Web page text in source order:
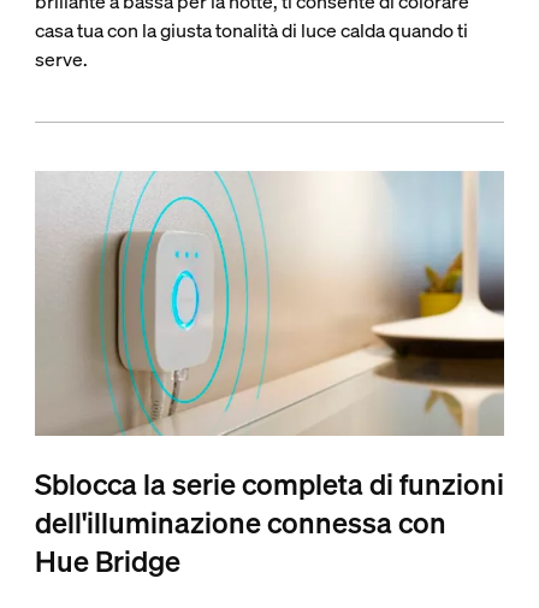
casa tua con la giusta tonalità di luce calda quando ti
serve.
Sblocca la serie completa di funzioni
dell'illuminazione connessa con
Hue Bridge